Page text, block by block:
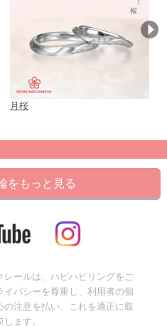
月桜
をもっと見る
レールは、ハピハピリングをご
イバシーを尊重し、利用者の個
の注意を払い、これを適正に取
ます。